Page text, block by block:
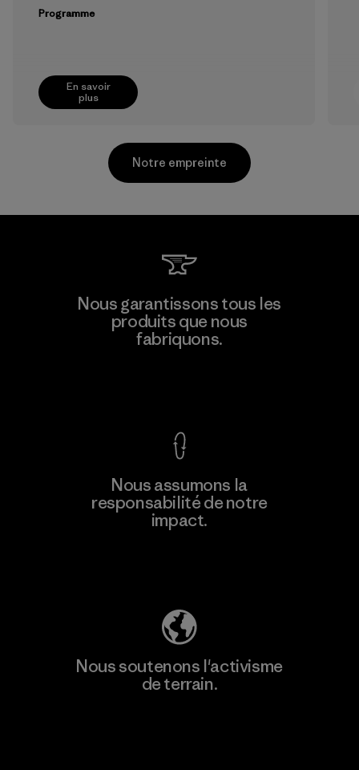
En savoir
plus
Programme
CKT Apparel (Pvt) Ltd. -
Agalawatte
Notre empreinte
Nous garantissons tous les
produits que nous
fabriquons.
Nous assumons la
responsabilité de notre
impact.
Nous soutenons l'activisme
de terrain.